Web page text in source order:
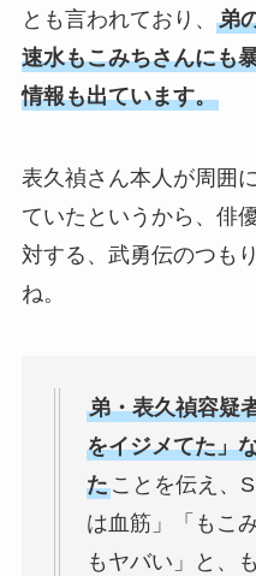
とも言われており、 弟
速水もこみちさんにも
情報も出ています。
表久禎さん本人が周囲
ていたというから、俳
対する、武勇伝のつも
ね。
弟・表久禎容疑
をイジメてた」
たことを伝え、
は血筋」「もこ
もヤバい」と、